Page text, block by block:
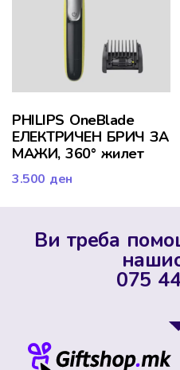
PHILIPS OneBlade
ЕЛЕКТРИЧЕН БРИЧ ЗА
МАЖИ, 360° жилет
3.500 ден
Ви треба
075